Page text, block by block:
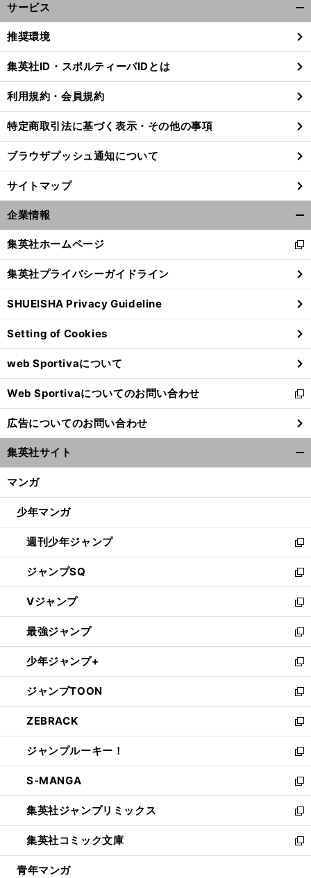
サービス
閉
る
推奨環境
集英社ID・スポルティーバIDとは
利用規約・会員規約
特定商取引法に基づく表示・その他の事項
ブラウザプッシュ通知について
サイトマップ
企業情報
閉
る
集英社ホームページ
新
し
い
ウ
ィ
ン
ド
ウ
で
開
く
集英社プライバシーガイドライン
SHUEISHA Privacy Guideline
Setting of Cookies
web Sportivaについて
Web Sportivaについてのお問い合わせ
新
し
い
ウ
ィ
ン
ウ
開
く
広告についてのお問い合わせ
集英社サイト
マンガ
少年マンガ
週刊少年ジャンプ
新
し
い
ウ
ィ
ン
ド
ウ
で
開
く
ジャンプSQ
新
し
い
ウ
ィ
ン
ド
ウ
で
開
く
Vジャンプ
新
し
い
ウ
ィ
ン
ド
ウ
で
開
く
最強ジャンプ
新
し
い
ウ
ィ
ン
ド
ウ
で
開
く
少年ジャンプ+
新
し
い
ウ
ィ
ン
ド
ウ
で
開
く
ジャンプTOON
新
し
い
ウ
ィ
ン
ド
ウ
で
開
く
ZEBRACK
新
し
い
ウ
ィ
ン
ド
ウ
で
開
ジャンプルーキー！
新
し
い
ウ
ィ
ン
ド
ウ
S-MANGA
新
し
い
ウ
ィ
ン
集英社ジャンプリミックス
新
し
い
ウ
集英社コミック文庫
新
し
青年マンガ